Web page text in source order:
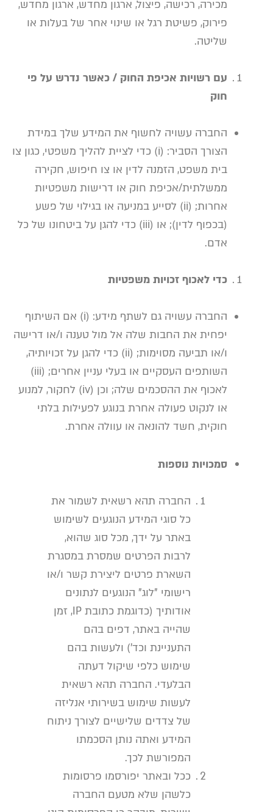
מכירה, רכישה, פיצול, ארגון מחדש, ארגון מחדש,
פירוק, פשיטת רגל או שינוי אחר של בעלות או
שליטה.
עם רשויות אכיפת החוק / כאשר נדרש על פי
חוק
החברה עשויה לחשוף את המידע שלך במידת
הצורך הסביר: (i) כדי לציית להליך משפטי, כגון צו
בית משפט, הזמנה לדין או צו חיפוש, חקירה
ממשלתית/אכיפת חוק או דרישות משפטיות
אחרות; (ii) לסייע במניעה או בגילוי של פשע
(בכפוף לדין); או (iii) כדי להגן על ביטחונו של כל
אדם.
כדי לאכוף זכויות משפטיות
החברה עשויה גם לשתף מידע: (i) אם השיתוף
יפחית את החבות שלה אל מול טענה ו/או דרישה
ו/או תביעה מסוימות; (ii) כדי להגן על זכויותיה,
השותפים העסקיים או בעלי עניין אחרים; (iii)
לאכוף את ההסכמים שלה; וכן (iv) לחקור, למנוע
או לנקוט פעולה אחרת בנוגע לפעילות בלתי
חוקית, חשד להונאה או עוולה אחרת.
סמכויות נוספות
החברה תהא רשאית לשמור את
כל סוגי המידע הנוגעים לשימוש
באתר על ידך, מכל סוג שהוא,
לרבות הפרטים שמסרת במסגרת
השארת פרטים ליצירת קשר ו/או
רישומי "לוג" הנוגעים לנתונים
אודותיך (כדוגמת כתובת IP, זמן
שהייה באתר, דפים בהם
התעניינת וכד') ולעשות בהם
שימוש כלפי שיקול דעתה
הבלעדי. החברה תהא רשאית
לעשות שימוש בשירותי אנליזה
של צדדים שלישיים לצורך ניתוח
המידע ואתה נותן הסכמתו
המפורשת לכך.
ככל ובאתר יפורסמו פרסומות
כלשהן שלא מטעם החברה